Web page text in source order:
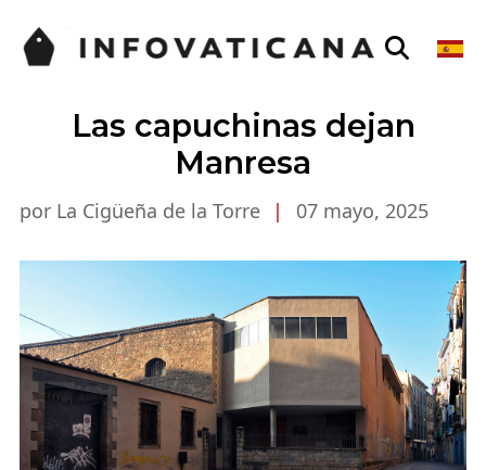
Las capuchinas dejan
Manresa
por La Cigüeña de la Torre | 07 mayo, 2025